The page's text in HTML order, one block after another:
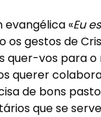
evangélica «Eu
gestos de
quer-vos para
querer
de bons
que se